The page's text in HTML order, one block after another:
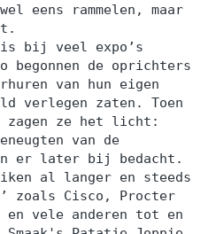
eens rammelen, maar
is bij veel expo’s
begonnen de oprichters
van hun eigen
verlegen zaten. Toen
zagen ze het licht:
van de
er later bij bedacht.
al langer en steeds
zoals Cisco, Procter
en vele anderen tot en